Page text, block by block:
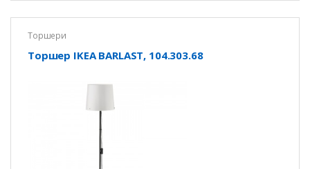
Торшери
Торшер IKEA BARLAST, 104.303.68